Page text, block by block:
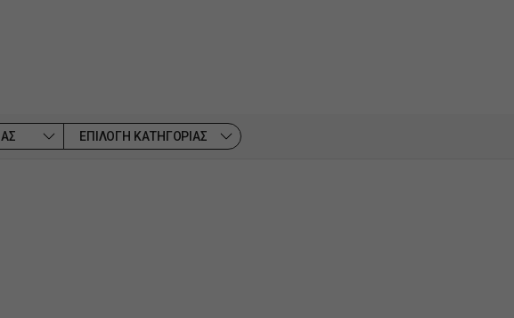
ΕΠΙΛΟΓΗ ΚΑΤΗΓΟΡΙΑΣ